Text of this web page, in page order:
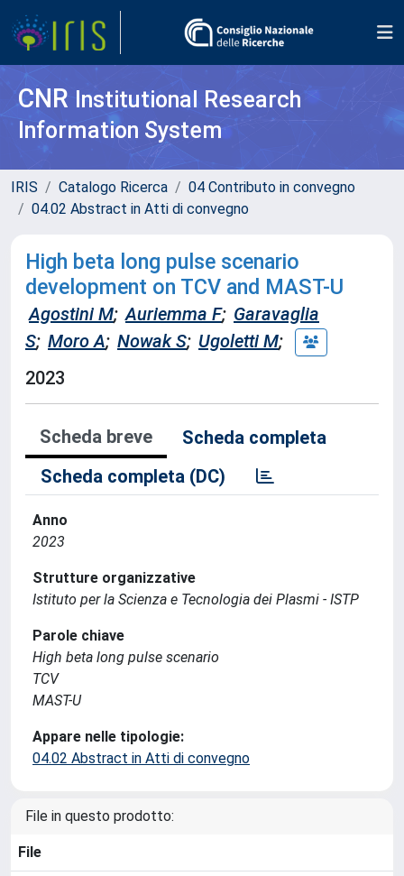
CNR Institutional Research
Information System
IRIS Catalogo Ricerca
04 Contributo in convegno
04.02 Abstract in Atti di convegno
High beta long pulse scenario
development on TCV and MAST-U
Agostini M; Auriemma F; Garavaglia
S; Moro A; Nowak S; Ugoletti M;
2023
Scheda breve
Scheda completa
Scheda completa (DC)
Anno
2023
Strutture organizzative
Istituto per la Scienza e Tecnologia dei Plasmi - ISTP
Parole chiave
High beta long pulse scenario
TCV
MAST-U
Appare nelle tipologie:
04.02 Abstract in Atti di convegno
File in questo prodotto:
File